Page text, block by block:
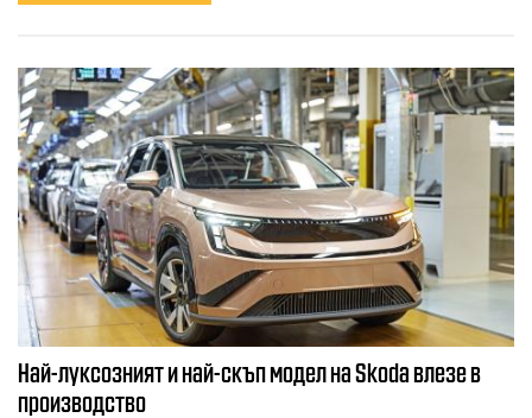
Най-луксозният и най-скъп модел на Skoda влезе в
производство